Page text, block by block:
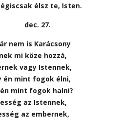
élsz te, Isten.
dec. 27.
nem is Karácsony
mi köze hozzá,
vagy Istennek,
én mint fogok élni,
mint fogok halni?
az Istennek,
az embernek,